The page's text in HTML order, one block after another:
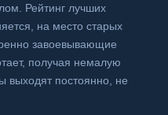
Рейтинг лучших
на место старых
завоевывающие
получая немалую
выходят постоянно, не